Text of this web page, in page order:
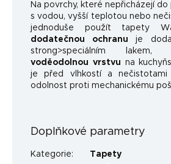
Na povrchy, které nepřicházejí
s vodou, vyšší teplotou nebo
jednoduše použít tapety
dodatečnou ochranu je
strong>speciálním
voděodolnou vrstvu na
je před vlhkostí a nečistotami
odolnost proti mechanickému
Doplňkové parametry
Kategorie:
Tapety